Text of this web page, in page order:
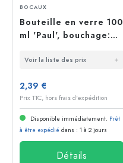
BOCAUX
Bouteille en verre 100
ml 'Paul', bouchage:
Voir la liste des prix
2,39 €
Prix TTC, hors frais d'expédition
Disponible immédiatement. Prêt
à être expédié dans : 1 à 2 jours
Détails